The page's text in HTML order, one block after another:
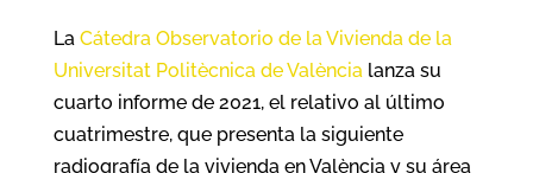
La Cátedra Observatorio de la Vivienda de la
Universitat Politècnica de Valèncialanza su
cuarto informe de 2021, el relativo al último
cuatrimestre, que presenta la siguiente
radiografía de la vivienda en València y su área